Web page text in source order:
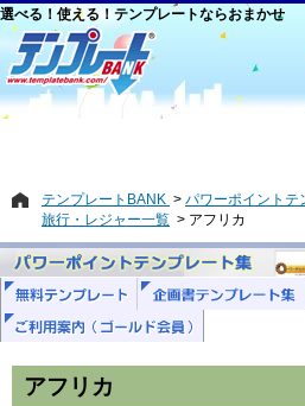
選べる！使える！テンプレートならおまかせ
テンプレートBANK
パワーポイントテ
旅行・レジャー一覧
アフリカ
アフリカ